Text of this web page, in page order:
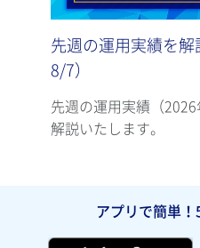
先週の運用実績を解
8/7）
先週の運用実績（
解説いたします。
アプリで簡単！